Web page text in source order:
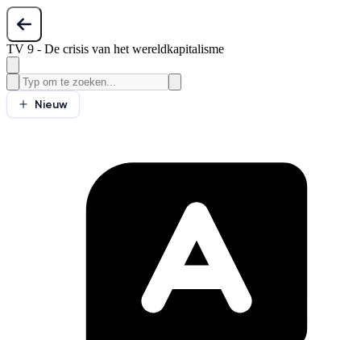
TV 9 - De crisis van het wereldkapitalisme
Nieuw